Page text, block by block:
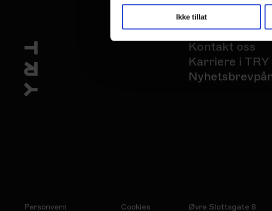
Ikke tillat
Kontakt oss
Karriere i TRY
Personvern Cookies Øvre Slottsgate 8